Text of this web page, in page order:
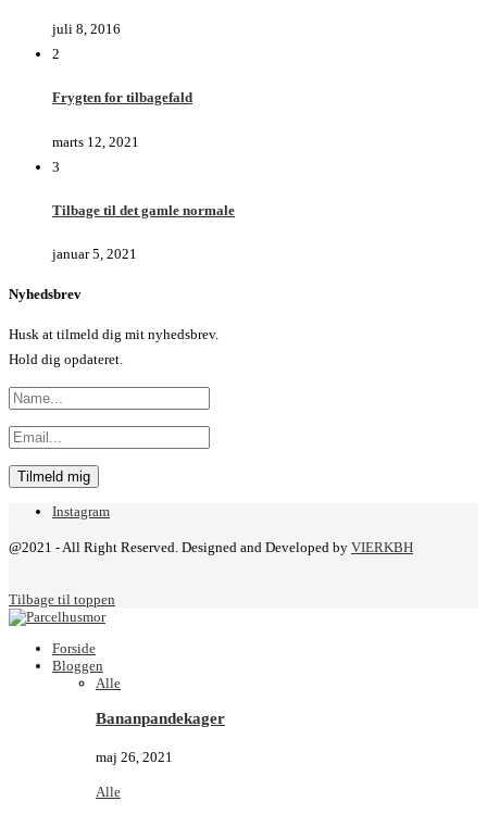
juli 8, 2016
2
Frygten for tilbagefald
marts 12, 2021
3
Tilbage til det gamle normale
januar 5, 2021
Nyhedsbrev
Husk at tilmeld dig mit nyhedsbrev.
Hold dig opdateret.
Instagram
@2021 - All Right Reserved. Designed and Developed by VIERKBH
Tilbage til toppen
Forside
Bloggen
Alle
Bananpandekager
maj 26, 2021
Alle